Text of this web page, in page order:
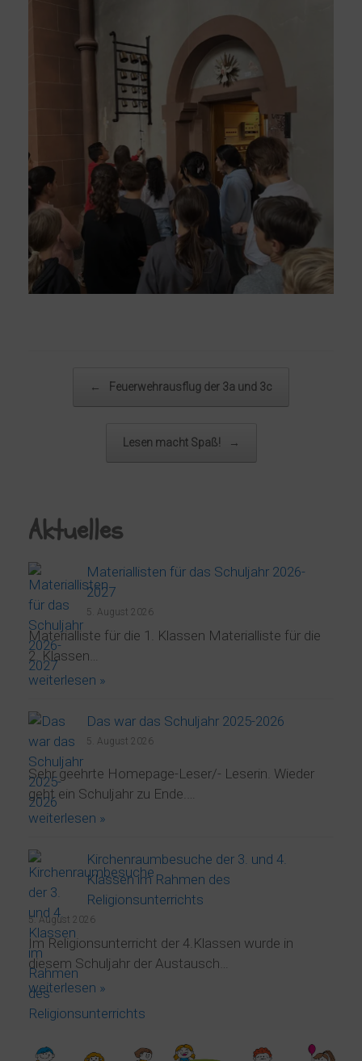
← Feuerwehrausflug der 3a und 3c
Lesen macht Spaß! →
Aktuelles
Materiallisten für das Schuljahr 2026-
2027
5. August 2026
Materialliste für die 1. Klassen Materialliste für die
2. Klassen…
weiterlesen »
Das war das Schuljahr 2025-2026
5. August 2026
Sehr geehrte Homepage-Leser/- Leserin. Wieder
geht ein Schuljahr zu Ende.…
weiterlesen »
Kirchenraumbesuche der 3. und 4.
Klassen im Rahmen des
Religionsunterrichts
5. August 2026
Im Religionsunterricht der 4.Klassen wurde in
diesem Schuljahr der Austausch…
weiterlesen »